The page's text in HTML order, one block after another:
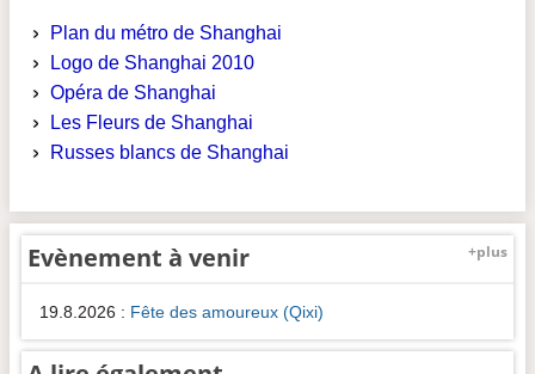
Plan du métro de Shanghai
Logo de Shanghai 2010
Opéra de Shanghai
Les Fleurs de Shanghai
Russes blancs de Shanghai
+plus
Evènement à venir
19.8.2026 : Fête des amoureux (Qixi)